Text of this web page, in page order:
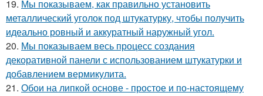
19. Мы показываем, как правильно установить
металлический уголок под штукатурку, чтобы получить
идеально ровный и аккуратный наружный угол.
20. Мы показываем весь процесс создания
декоративной панели с использованием штукатурки и
добавлением вермикулита.
21. Обои на липкой основе - простое и по-настоящему